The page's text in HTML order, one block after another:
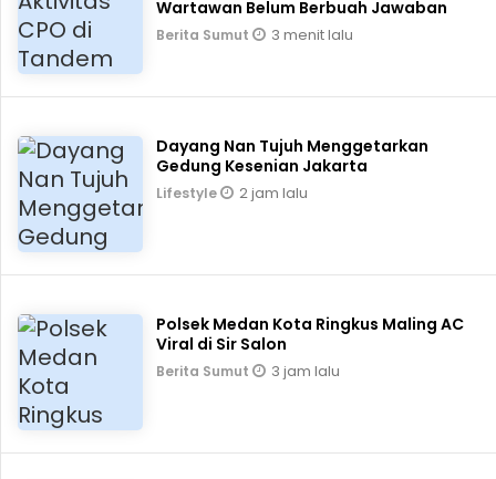
Wartawan Belum Berbuah Jawaban
Berita Sumut 3 menit lalu
Dayang Nan Tujuh Menggetarkan
Gedung Kesenian Jakarta
Lifestyle 2 jam lalu
Polsek Medan Kota Ringkus Maling AC
Viral di Sir Salon
Berita Sumut 3 jam lalu